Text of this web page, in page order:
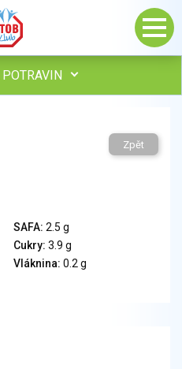
POTRAVIN
výrobky
Zpět
SAFA: 2.5 g
Cukry: 3.9 g
Vláknina: 0.2 g